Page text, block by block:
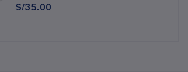
S/35.00